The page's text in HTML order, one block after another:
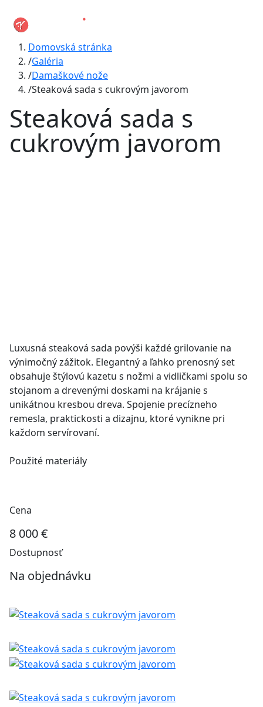
Domovská stránka
Galéria
Damaškové nože
Steaková sada s cukrovým javorom
Steaková sada s
cukrovým javorom
Luxusná steaková sada povýši každé grilovanie na
výnimočný zážitok. Elegantný a ľahko prenosný set
obsahuje štýlovú kazetu s nožmi a vidličkami spolu so
stojanom a drevenými doskami na krájanie s
unikátnou kresbou dreva. Spojenie precízneho
remesla, praktickosti a dizajnu, ktoré vynikne pri
každom servírovaní.
Použité materiály
Cena
8 000 €
Dostupnosť
Na objednávku